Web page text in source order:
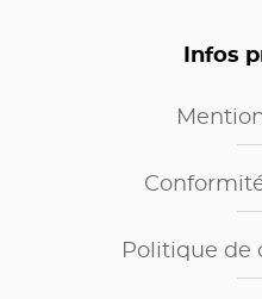
Infos
Politique de